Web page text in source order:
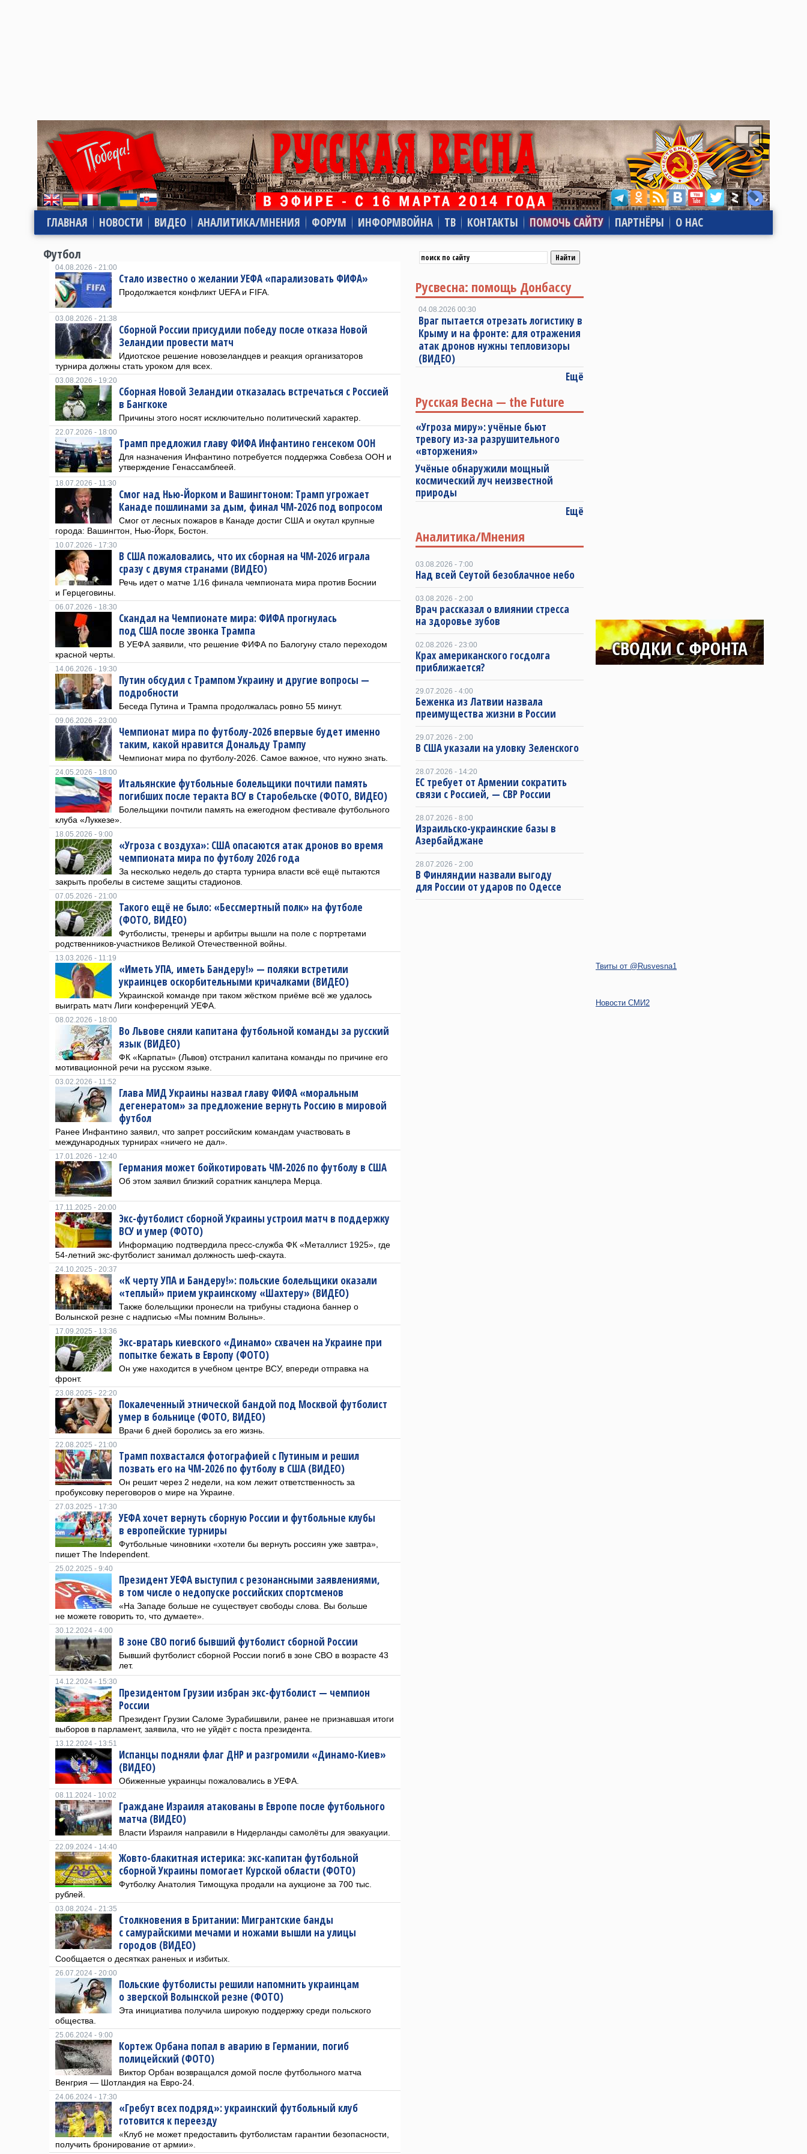
ГЛАВНАЯ НОВОСТИ ВИДЕО АНАЛИТИКА/МНЕНИЯ ФОРУМ ИНФОРМВОЙНА ТВ КОНТАКТЫ ПОМОЧЬ САЙТУ ПАРТНЁРЫ О НАС
Футбол
04.08.2026 - 21:00
Стало известно о желании УЕФА «парализовать ФИФА»
Продолжается конфликт UEFA и FIFA.
03.08.2026 - 21:38
Сборной России присудили победу после отказа Новой
Зеландии провести матч
Идиотское решение новозеландцев и реакция организаторов
турнира должны стать уроком для всех.
03.08.2026 - 19:20
Сборная Новой Зеландии отказалась встречаться с Россией
в Бангкоке
Причины этого носят исключительно политический характер.
22.07.2026 - 18:00
Трамп предложил главу ФИФА Инфантино генсеком ООН
Для назначения Инфантино потребуется поддержка Совбеза ООН и
утверждение Генассамблеей.
18.07.2026 - 11:30
Смог над Нью-Йорком и Вашингтоном: Трамп угрожает
Канаде пошлинами за дым, финал ЧМ-2026 под вопросом
Смог от лесных пожаров в Канаде достиг США и окутал крупные
города: Вашингтон, Нью-Йорк, Бостон.
10.07.2026 - 17:30
В США пожаловались, что их сборная на ЧМ-2026 играла
сразу с двумя странами (ВИДЕО)
Речь идет о матче 1/16 финала чемпионата мира против Боснии
и Герцеговины.
06.07.2026 - 18:30
Скандал на Чемпионате мира: ФИФА прогнулась
под США после звонка Трампа
В УЕФА заявили, что решение ФИФА по Балогуну стало переходом
красной черты.
14.06.2026 - 19:30
Путин обсудил с Трампом Украину и другие вопросы —
подробности
​Беседа Путина и Трампа продолжалась ровно 55 минут.
09.06.2026 - 23:00
Чемпионат мира по футболу-2026 впервые будет именно
таким, какой нравится Дональду Трампу
Чемпионат мира по футболу-2026. Самое важное, что нужно знать.
24.05.2026 - 18:00
Итальянские футбольные болельщики почтили память
погибших после теракта ВСУ в Старобельске (ФОТО, ВИДЕО)
Болельщики почтили память на ежегодном фестивале футбольного
клуба «Луккезе».
18.05.2026 - 9:00
«Угроза с воздуха»: США опасаются атак дронов во время
чемпионата мира по футболу 2026 года
За несколько недель до старта турнира власти всё ещё пытаются
закрыть пробелы в системе защиты стадионов.
07.05.2026 - 21:00
Такого ещё не было: «Бессмертный полк» на футболе
(ФОТО, ВИДЕО)
Футболисты, тренеры и арбитры вышли на поле с портретами
родственников-участников Великой Отечественной войны.
13.03.2026 - 11:19
«Иметь УПА, иметь Бандеру!» — поляки встретили
украинцев оскорбительными кричалками (ВИДЕО)
Украинской команде при таком жёстком приёме всё же удалось
выиграть матч Лиги конференций УЕФА.
08.02.2026 - 18:00
Во Львове сняли капитана футбольной команды за русский
язык (ВИДЕО)
ФК «Карпаты» (Львов) отстранил капитана команды по причине его
мотивационной речи на русском языке.
03.02.2026 - 11:52
Глава МИД Украины назвал главу ФИФА «моральным
дегенератом» за предложение вернуть Россию в мировой
футбол
Ранее Инфантино заявил, что запрет российским командам участвовать в
международных турнирах «ничего не дал».
17.01.2026 - 12:40
Германия может бойкотировать ЧМ-2026 по футболу в США
Об этом заявил близкий соратник канцлера Мерца.
17.11.2025 - 20:00
Экс-футболист сборной Украины устроил матч в поддержку
ВСУ и умер (ФОТО)
Информацию подтвердила пресс-служба ФК «Металлист 1925», где
54-летний экс-футболист ​занимал должность шеф-скаута.
24.10.2025 - 20:37
«К черту УПА и Бандеру!»: польские болельщики оказали
«теплый» прием украинскому «Шахтеру» (ВИДЕО)
Также болельщики пронесли на трибуны стадиона баннер о
Волынской резне с надписью «Мы помним Волынь».
17.09.2025 - 13:36
Экс-вратарь киевского «Динамо» схвачен на Украине при
попытке бежать в Европу (ФОТО)
Он уже находится в учебном центре ВСУ, впереди отправка на
фронт.
23.08.2025 - 22:20
Покалеченный этнической бандой под Москвой футболист
умер в больнице (ФОТО, ВИДЕО)
Врачи 6 дней боролись за его жизнь.
22.08.2025 - 21:00
Трамп похвастался фотографией с Путиным и решил
позвать его на ЧМ-2026 по футболу в США (ВИДЕО)
Он решит через 2 недели, на ком лежит ответственность за
пробуксовку переговоров о мире на Украине.
27.03.2025 - 17:30
УЕФА хочет вернуть сборную России и футбольные клубы
в европейские турниры
Футбольные чиновники «хотели бы вернуть россиян уже завтра»,
пишет The Independent.
25.02.2025 - 9:40
Президент УЕФА выступил с резонансными заявлениями,
в том числе о недопуске российских спортсменов
«На Западе больше не существует свободы слова. Вы больше
не можете говорить то, что думаете».
30.12.2024 - 4:00
В зоне СВО погиб бывший футболист сборной России
Бывший футболист сборной России погиб в зоне СВО в возрасте 43
лет.
14.12.2024 - 15:30
Президентом Грузии избран экс-футболист — чемпион
России
Президент Грузии Саломе Зурабишвили, ранее не признавшая итоги
выборов в парламент, заявила, что не уйдёт с поста президента.
13.12.2024 - 13:51
Испанцы подняли флаг ДНР и разгромили «Динамо-Киев»
(ВИДЕО)
Обиженные украинцы пожаловались в УЕФА.
08.11.2024 - 10:02
Граждане Израиля атакованы в Европе после футбольного
матча (ВИДЕО)
Власти Израиля направили в Нидерланды самолёты для эвакуации.
22.09.2024 - 14:40
Жовто-блакитная истерика: экс-капитан футбольной
сборной Украины помогает Курской области (ФОТО)
Футболку Анатолия Тимощука продали на аукционе за 700 тыс.
рублей.
03.08.2024 - 21:35
Столкновения в Британии: Мигрантские банды
с самурайскими мечами и ножами вышли на улицы
городов (ВИДЕО)
Сообщается о десятках раненых и избитых.
26.07.2024 - 20:00
Польские футболисты решили напомнить украинцам
о зверской Волынской резне (ФОТО)
Эта инициатива получила широкую поддержку среди польского
общества.
25.06.2024 - 9:00
Кортеж Орбана попал в аварию в Германии, погиб
полицейский (ФОТО)
Виктор Орбан возвращался домой после футбольного матча
Венгрия — Шотландия на Евро-24.
24.06.2024 - 17:30
«Гребут всех подряд»: украинский футбольный клуб
готовится к переезду
«Клуб не может предоставить футболистам гарантии безопасности,
получить бронирование от армии».
Русвесна: помощь Донбассу
04.08.2026 00:30
Враг пытается отрезать логистику в
Крыму и на фронте: для отражения
атак дронов нужны тепловизоры
(ВИДЕО)
Ещё
Русская Весна — the Future
«Угроза миру»: учёные бьют
тревогу из-за разрушительного
«вторжения»
Учёные обнаружили мощный
космический луч неизвестной
природы
Ещё
Аналитика/Мнения
03.08.2026 - 7:00
Над всей Сеутой безоблачное небо
03.08.2026 - 2:00
Врач рассказал о влиянии стресса
на здоровье зубов
02.08.2026 - 23:00
Крах американского госдолга
приближается?
29.07.2026 - 4:00
Беженка из Латвии назвала
преимущества жизни в России
29.07.2026 - 2:00
В США указали на уловку Зеленского
28.07.2026 - 14:20
ЕС требует от Армении сократить
связи с Россией, — СВР России
28.07.2026 - 8:00
Израильско-украинские базы в
Азербайджане
28.07.2026 - 2:00
В Финляндии назвали выгоду
для России от ударов по Одессе
Твиты от @Rusvesna1
Новости СМИ2